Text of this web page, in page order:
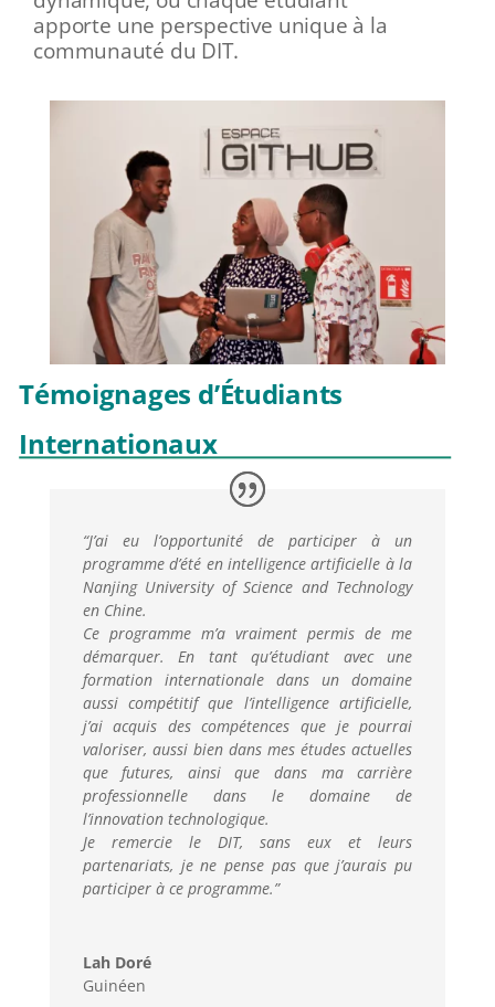
apporte une perspective unique à la
communauté du DIT.
Témoignages d’Étudiants
Internationaux
“J’ai eu l’opportunité de participer à un
programme d’été en intelligence artificielle à la
Nanjing University of Science and Technology
en Chine.
Ce programme m’a vraiment permis de me
démarquer. En tant qu’étudiant avec une
formation internationale dans un domaine
aussi compétitif que l’intelligence artificielle,
j’ai acquis des compétences que je pourrai
valoriser, aussi bien dans mes études actuelles
que futures, ainsi que dans ma carrière
professionnelle dans le domaine de
l’innovation technologique.
Je remercie le DIT, sans eux et leurs
partenariats, je ne pense pas que j’aurais pu
participer à ce programme.”
Lah Doré
Guinéen